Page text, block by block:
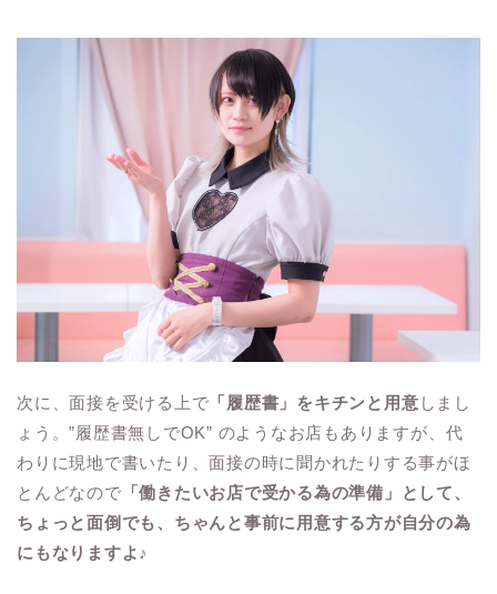
次に、面接を受ける上で 「履歴書」をキチンと用意 しまし
ょう。”履歴書無しでOK” のようなお店もありますが、代
わりに現地で書いたり、面接の時に聞かれたりする事がほ
とんどなので 「働きたいお店で受かる為の準備」として、
ちょっと面倒でも、ちゃんと事前に用意する方が自分の為
にもなりますよ♪